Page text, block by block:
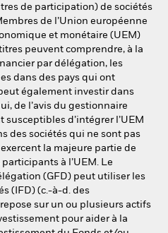
de participation) de sociétés
de l’Union européenne
et monétaire (UEM)
peuvent comprendre, à la
par délégation, les
dans des pays qui ont
également investir dans
de l’avis du gestionnaire
d’intégrer l’UEM
des sociétés qui ne sont pas
la majeure partie de
à l’UEM. Le
(GFD) peut utiliser les
(IFD) (c.-à-d. des
sur un ou plusieurs actifs
pour aider à la